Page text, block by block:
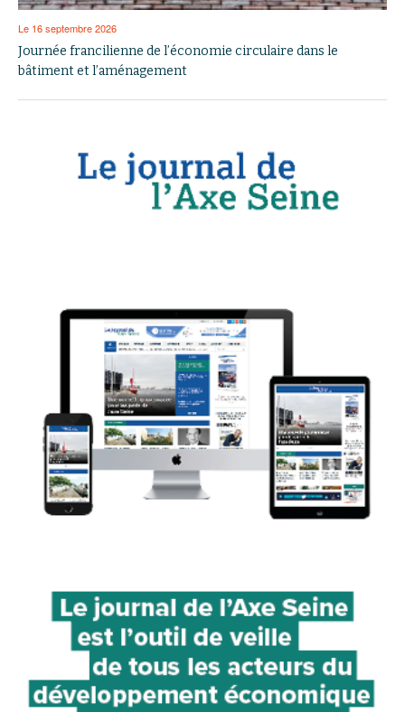
Le 16 septembre 2026
Journée francilienne de l’économie circulaire dans le
bâtiment et l’aménagement